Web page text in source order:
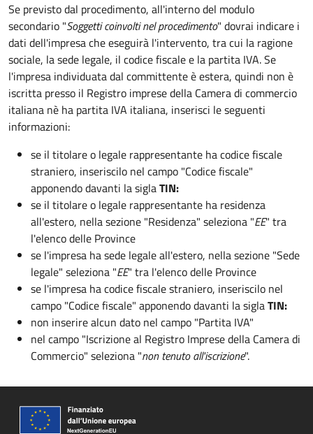
Se previsto dal procedimento, all'interno del modulo
secondario "Soggetti coinvolti nel procedimento" dovrai indicare i
dati dell'impresa che eseguirà l'intervento, tra cui la ragione
sociale, la sede legale, il codice fiscale e la partita IVA. Se
l'impresa individuata dal committente è estera, quindi non è
iscritta presso il Registro imprese della Camera di commercio
italiana nè ha partita IVA italiana, inserisci le seguenti
informazioni:
se il titolare o legale rappresentante ha codice fiscale
straniero, inseriscilo nel campo "Codice fiscale"
apponendo davanti la siglaTIN:
se il titolare o legale rappresentante ha residenza
all'estero, nella sezione "Residenza" seleziona "EE" tra
l'elenco delle Province
se l'impresa ha sede legale all'estero, nella sezione "Sede
legale" seleziona "EE" tra l'elenco delle Province
se l'impresa ha codice fiscale straniero, inseriscilo nel
campo "Codice fiscale" apponendo davanti la siglaTIN:
non inserire alcun dato nel campo "Partita IVA"
nel campo "Iscrizione al Registro Imprese della Camera di
Commercio" seleziona "non tenuto all'iscrizione".